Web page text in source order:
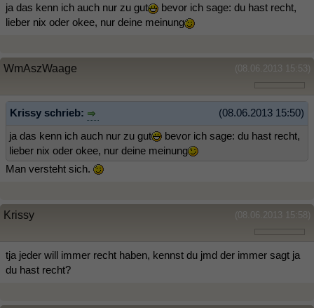
ja das kenn ich auch nur zu gut
bevor ich sage: du hast recht,
lieber nix oder okee, nur deine meinung
(08.06.2013 15:53)
WmAszWaage
(08.06.2013 15:50)
Krissy schrieb:
ja das kenn ich auch nur zu gut
bevor ich sage: du hast recht,
lieber nix oder okee, nur deine meinung
Man versteht sich.
(08.06.2013 15:58)
Krissy
tja jeder will immer recht haben, kennst du jmd der immer sagt ja
du hast recht?